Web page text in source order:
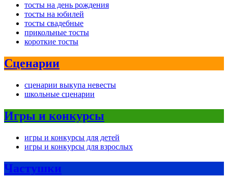
тосты на день рождения
тосты на юбилей
тосты свадебные
прикольные тосты
короткие тосты
Сценарии
сценарии выкупа невесты
школьные сценарии
Игры и конкурсы
игры и конкурсы для детей
игры и конкурсы для взрослых
Частушки